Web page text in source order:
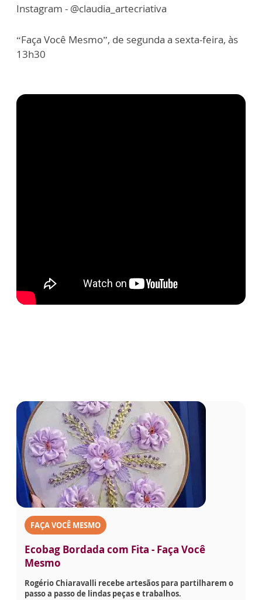
Instagram - @claudia_artecriativa
“Faça Você Mesmo”, de segunda a sexta-feira, às
13h30
FAÇA VOCÊ MESMO
Ecobag Bordada com Fita - Faça Você
Mesmo
Rogério Chiaravalli recebe artesãos para partilharem o
passo a passo de lindas peças e trabalhos.